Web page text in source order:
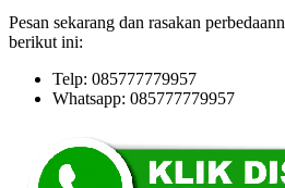
Pesan sekarang dan rasakan
berikut ini:
Telp: 085777779957
Whatsapp: 085777779957